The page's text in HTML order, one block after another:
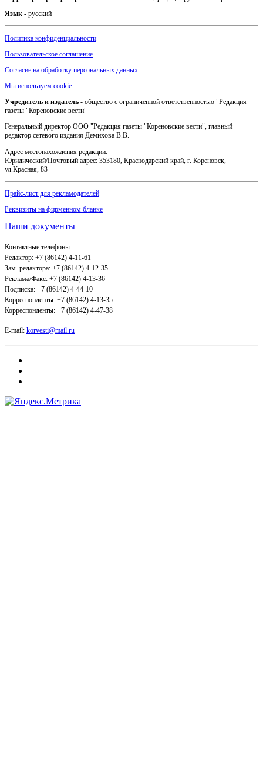
Язык - русский
Политика конфиденциальности
Пользовательское соглашение
Согласие на обработку персональных данных
Мы используем cookie
Учредитель и издатель - общество с ограниченной ответственностью "Редакция
газеты "Кореновские вести"
Генеральный директор ООО "Редакция газеты "Кореновские вести", главный
редактор сетевого издания Демихова В.В.
Адрес местонахождения редакции:
Юридический/Почтовый адрес: 353180, Краснодарский край, г. Кореновск,
ул.Красная, 83
Прайс-лист для рекламодателей
Реквизиты на фирменном бланке
Наши документы
Контактные телефоны:
Редактор: +7 (86142) 4-11-61
Зам. редактора: +7 (86142) 4-12-35
Реклама/Факс: +7 (86142) 4-13-36
Подписка: +7 (86142) 4-44-10
Корреспонденты: +7 (86142) 4-13-35
Корреспонденты: +7 (86142) 4-47-38
E-mail: korvesti@mail.ru